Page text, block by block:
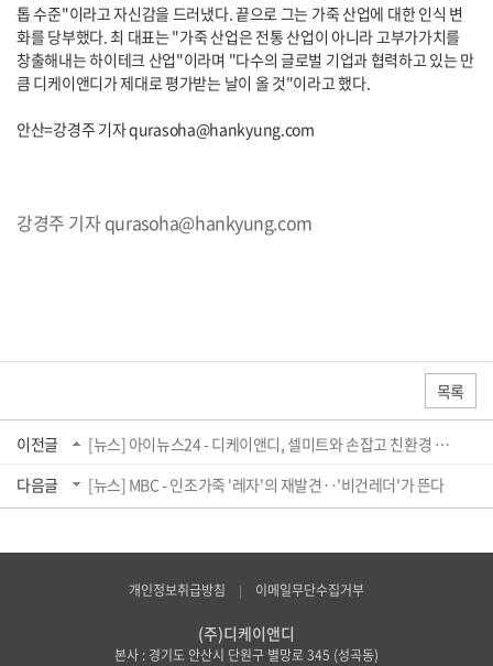
톱 수준"이라고 자신감을 드러냈다. 끝으로 그는 가죽 산업에 대한 인식 변
화를 당부했다. 최 대표는 "가죽 산업은 전통 산업이 아니라 고부가가치를
창출해내는 하이테크 산업"이라며 "다수의 글로벌 기업과 협력하고 있는 만
큼 디케이앤디가 제대로 평가받는 날이 올 것"이라고 했다.
안산=강경주 기자qurasoha@hankyung.com
강경주 기자 qurasoha@hankyung.com
필
목록
이전글
[뉴스] 아이뉴스24 - 디케이앤디, 셀미트와 손잡고 친환경 배양 가죽 연구·개발
다음글
[뉴스] MBC - 인조가죽 '레자'의 재발견‥'비건레더'가 뜬다
개인정보취급방침 이메일무단수집거부
(주)디케이앤디
본사 : 경기도 안산시 단원구 별망로 345 (성곡동)